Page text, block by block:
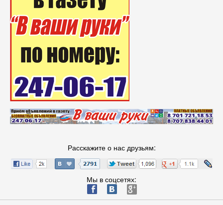
Расскажите о нас друзьям:
Мы в соцсетях:
ä æ è